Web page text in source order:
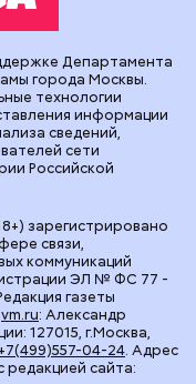
зарегистрировано
связи,
коммуникаций
ЭЛ № ФС 77 -
газеты
vm.ru: Александр
127015, г.Москва,
+7(499)557-04-24. Адрес
редакцией сайта:
Департамента
города Москвы.
технологии
информации
сведений,
сети
Российской